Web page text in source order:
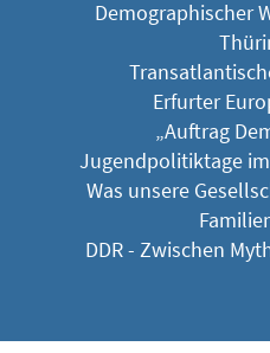
Demographischer
Erfurter
„Auftrag
Jugendpolitiktage
Was unsere
DDR - Zwischen